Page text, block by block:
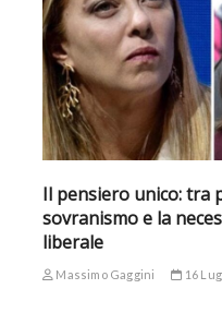
Il pensiero unico: tra
sovranismo e la
liberale
Massimo Gaggini 16